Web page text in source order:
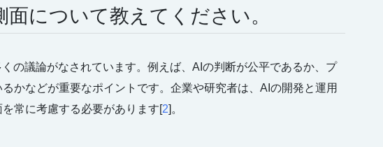
について教えてください。
の議論がなされています。例えば、AIの判断が公平であるか、プ
かなどが重要なポイントです。企業や研究者は、AIの開発と運用
常に考慮する必要があります[ 2 ]。